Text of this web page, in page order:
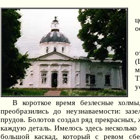
В короткое время безлесные
преобразились до неузнаваемости:
прудов. Болотов создал ряд
каждую деталь. Имелось здесь
большой каскад, который с ревом